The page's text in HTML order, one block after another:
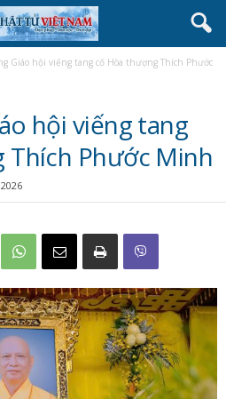
Giáo hội viếng tang cố Hòa thượng Thích Phước
hội viếng tang
Thích Phước Minh